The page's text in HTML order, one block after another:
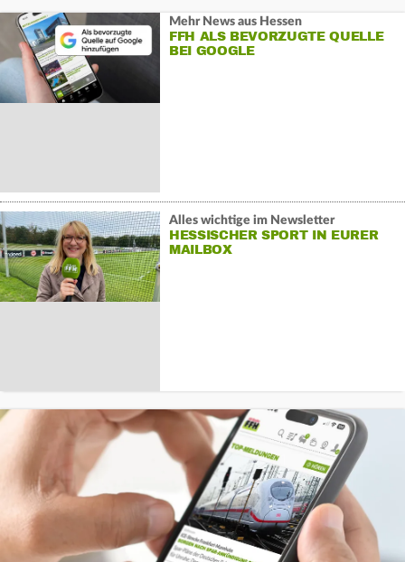
Mehr News aus Hessen
FFH ALS BEVORZUGTE QUELLE
BEI GOOGLE
Alles wichtige im Newsletter
HESSISCHER SPORT IN EURER
MAILBOX